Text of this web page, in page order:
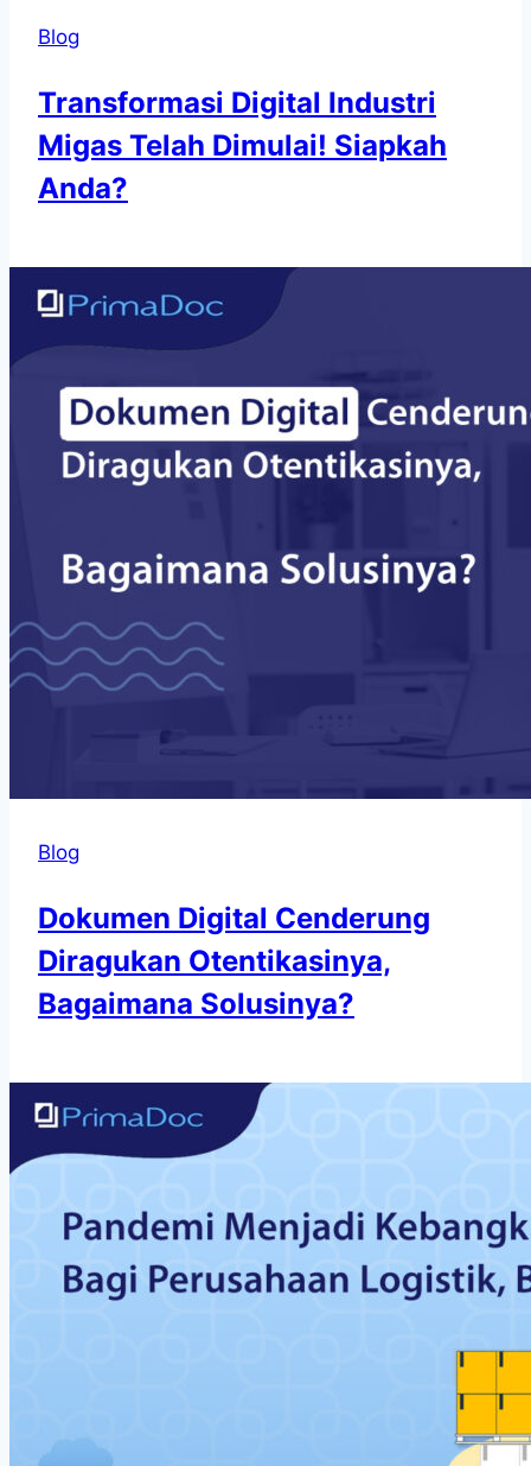
Blog
Transformasi Digital Industri
Migas Telah Dimulai! Siapkah
Anda?
Blog
Dokumen Digital Cenderung
Diragukan Otentikasinya,
Bagaimana Solusinya?